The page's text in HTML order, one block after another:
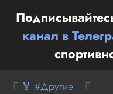
канал в
🏅 #Другие